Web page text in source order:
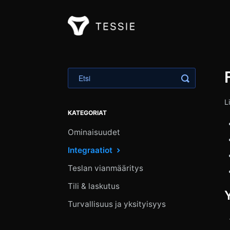
Vaihda
KATEGORIAT
Ominaisuudet
Integraatiot
Teslan vianmääritys
Tili & laskutus
Turvallisuus ja yksityisyys